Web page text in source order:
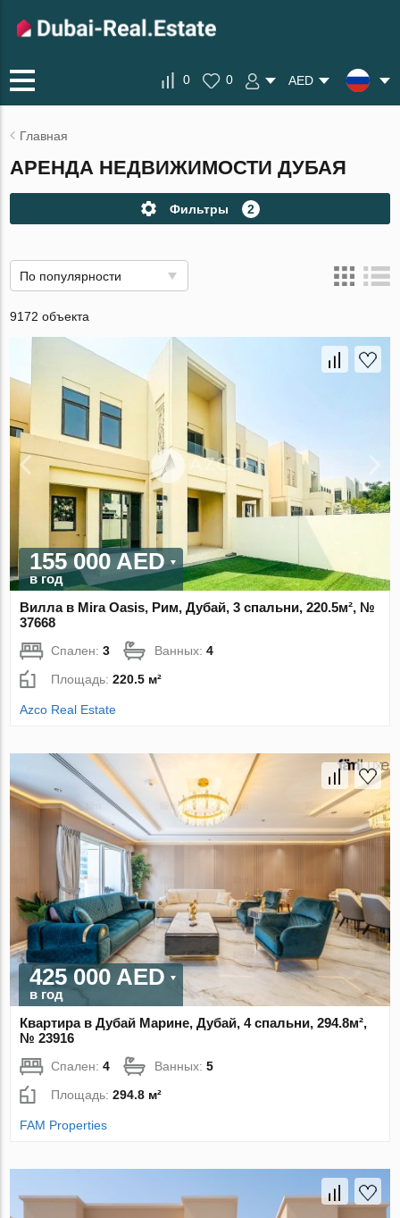
0 0 AED
Главная
АРЕНДА НЕДВИЖИМОСТИ ДУБАЯ
Фильтры 2
По популярности
9172 объекта
155 000 AED
в год
Вилла в Mira Oasis, Рим, Дубай, 3 спальни, 220.5м², №
37668
Спален:3 Ванных:4
Площадь:220.5 м²
Azco Real Estate
425 000 AED
в год
Квартира в Дубай Марине, Дубай, 4 спальни, 294.8м²,
№ 23916
Спален:4 Ванных:5
Площадь:294.8 м²
FAM Properties